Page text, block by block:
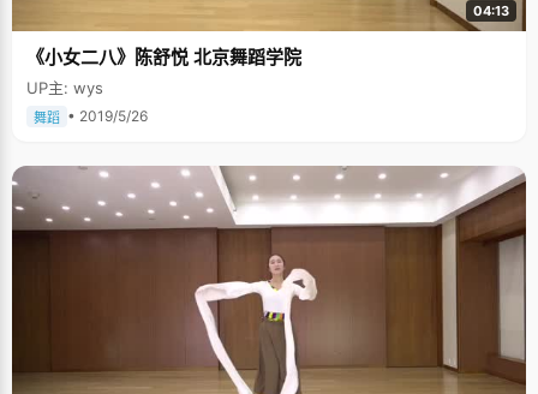
04:13
《小女二八》陈舒悦 北京舞蹈学院
UP主: wys
舞蹈 • 2019/5/26